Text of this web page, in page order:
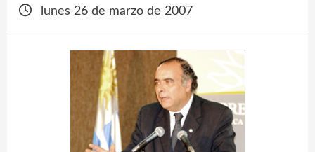
lunes 26 de marzo de 2007